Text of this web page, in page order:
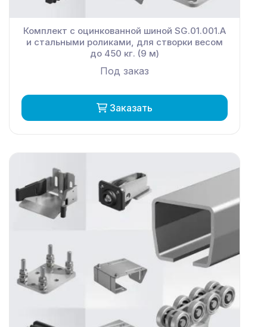
Комплект с оцинкованной шиной SG.01.001.А
и стальными роликами, для створки весом
до 450 кг. (9 м)
Под заказ
Заказать